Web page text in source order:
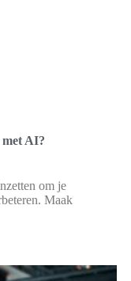
AI?
om je
Maak